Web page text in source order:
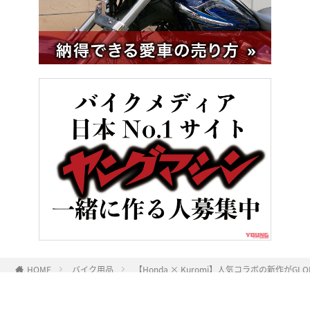
HOME バイク用品 【Honda × Kuromi】人気コラボの新作が